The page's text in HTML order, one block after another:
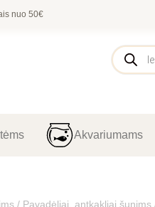
nuo 50€
Akvariumams
/ Pavadėliai, antkakliai šunims